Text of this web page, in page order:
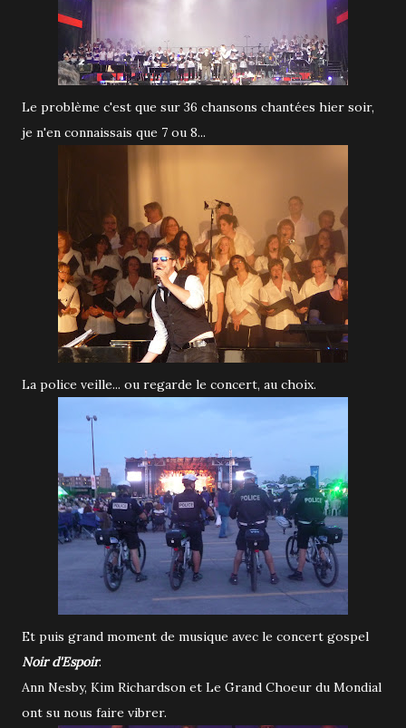
Le problème c'est que sur 36 chansons chantées hier soir,
je n'en connaissais que 7 ou 8...
La police veille... ou regarde le concert, au choix.
Et puis grand moment de musique avec le concert gospel
Noir d'Espoir.
Ann Nesby, Kim Richardson et Le Grand Choeur du Mondial
ont su nous faire vibrer.